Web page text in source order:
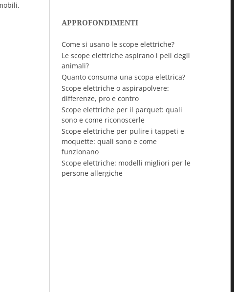
APPROFONDIMENTI
Come si usano le scope elettriche?
Le scope elettriche aspirano i peli degli
animali?
Quanto consuma una scopa elettrica?
Scope elettriche o aspirapolvere:
differenze, pro e contro
Scope elettriche per il parquet: quali
sono e come riconoscerle
Scope elettriche per pulire i tappeti e
moquette: quali sono e come
funzionano
Scope elettriche: modelli migliori per le
persone allergiche